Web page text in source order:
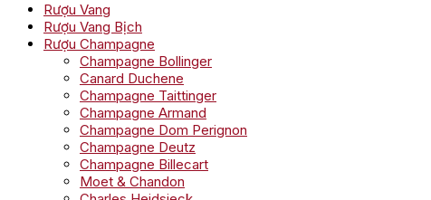
Rượu Vang
Rượu Vang Bịch
Rượu Champagne
Champagne Bollinger
Canard Duchene
Champagne Taittinger
Champagne Armand
Champagne Dom Perignon
Champagne Deutz
Champagne Billecart
Moet & Chandon